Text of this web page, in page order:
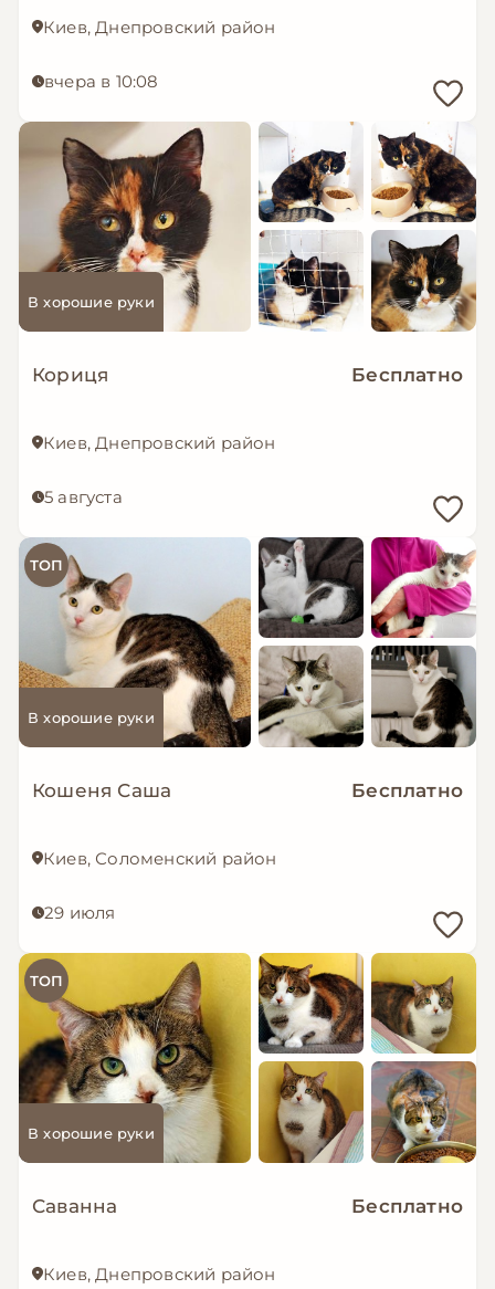
Киев, Днепровский район
вчера в 10:08
В хорошие руки
Кориця Бесплатно
Киев, Днепровский район
5 августа
ТОП
В хорошие руки
Кошеня Саша Бесплатно
Киев, Соломенский район
29 июля
ТОП
В хорошие руки
Саванна Бесплатно
Киев, Днепровский район